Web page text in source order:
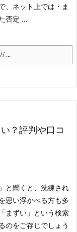
、ネット上では ・ま
否定 ...
...
？評判や口コ
と聞くと、洗練され
思い浮かべる方も多
まずい」という検索
のをご存じでしょう